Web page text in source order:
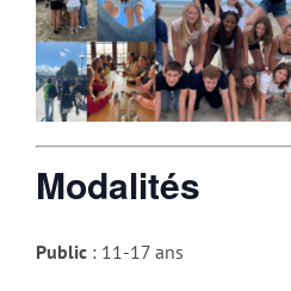
Modalités
Public : 11-17 ans